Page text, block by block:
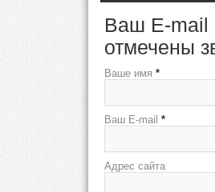
Ваш E-mail
отмечены
Ваше имя *
Ваш E-mail *
Адрес сайта